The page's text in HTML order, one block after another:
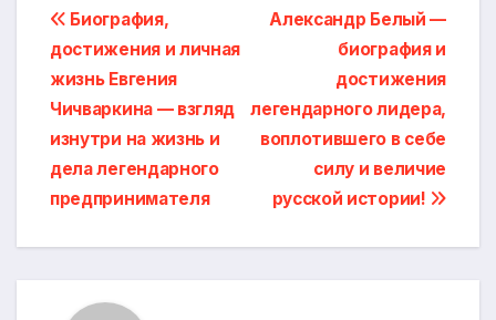
Навигация
по
записям
Александр Белый —
биография и
достижения
легендарного лидера,
воплотившего в себе
силу и величие
русской истории!
Биография,
достижения и личная
жизнь Евгения
Чичваркина — взгляд
изнутри на жизнь и
дела легендарного
предпринимателя